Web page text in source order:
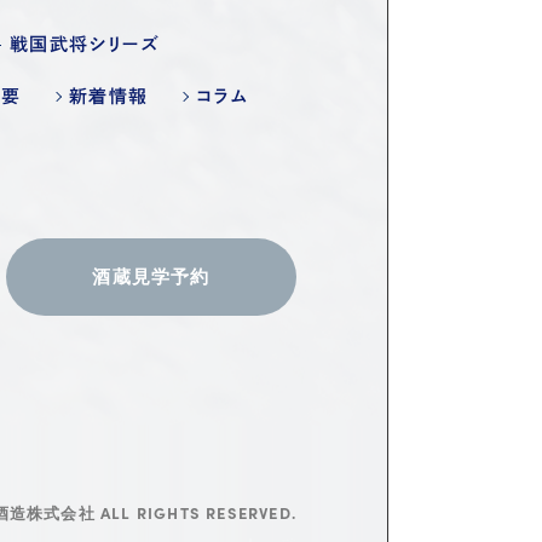
戦国武将シリーズ
新着情報 コラム
酒蔵見学予約
株式会社 ALL RIGHTS RESERVED.